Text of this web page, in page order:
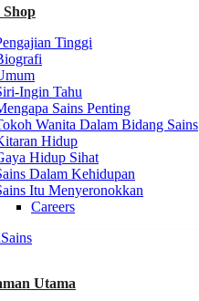
Shop
Tinggi
Ingin Tahu
Sains Penting
Wanita Dalam Bidang Sains
Hidup
Hidup Sihat
Dalam Kehidupan
Itu Menyeronokkan
Careers
Utama